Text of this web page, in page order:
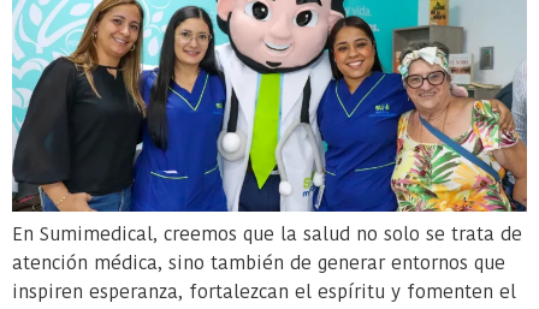
En Sumimedical, creemos que la salud no solo se trata de
atención médica, sino también de generar entornos que
inspiren esperanza, fortalezcan el espíritu y fomenten el